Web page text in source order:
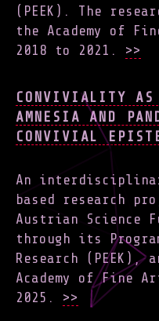
(PEEK). The
the Academy of
2018 to 2021. >>
CONVIVIALITY
AMNESIA AND
CONVIVIAL
An
based research
Austrian Science
through its
Research (PEEK),
Academy of Fine
2025.
>>